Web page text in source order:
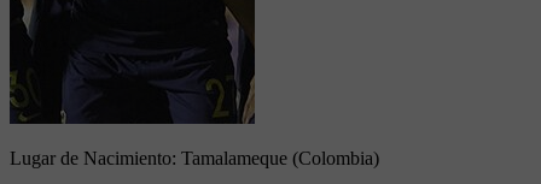
Lugar de Nacimiento: Tamalameque (Colombia)